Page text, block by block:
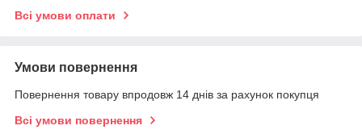
Всі умови оплати
Умови повернення
Повернення товару впродовж 14 днів за рахунок покупця
Всі умови повернення